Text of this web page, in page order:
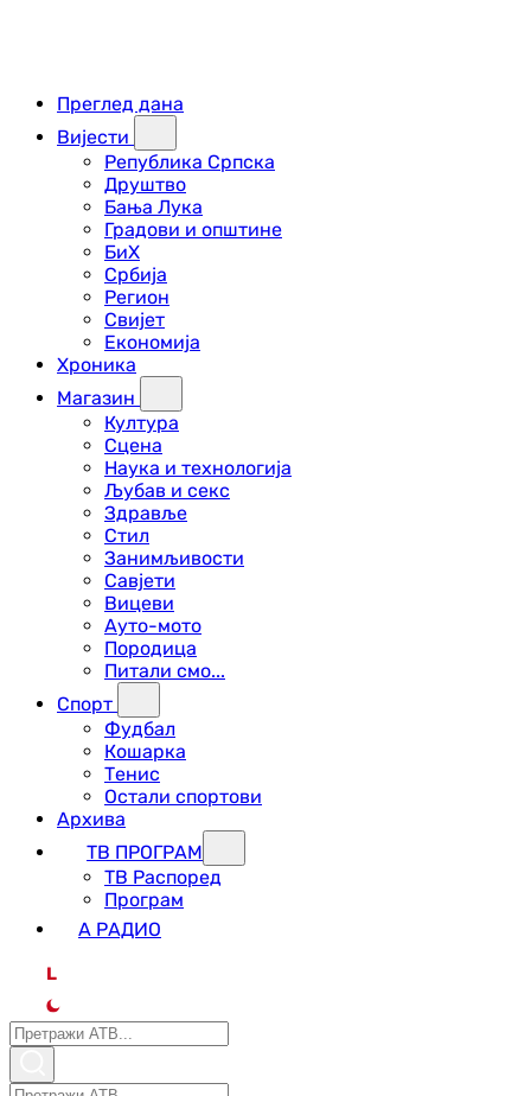
Преглед дана
Вијести
Република Српска
Друштво
Бања Лука
Градови и општине
БиХ
Србија
Регион
Свијет
Економија
Хроника
Магазин
Култура
Сцена
Наука и технологија
Љубав и секс
Здравље
Стил
Занимљивости
Савјети
Вицеви
Ауто-мото
Породица
Питали смо...
Спорт
Фудбал
Кошарка
Тенис
Остали спортови
Архива
ТВ ПРОГРАМ
ТВ Распоред
Програм
А РАДИО
L